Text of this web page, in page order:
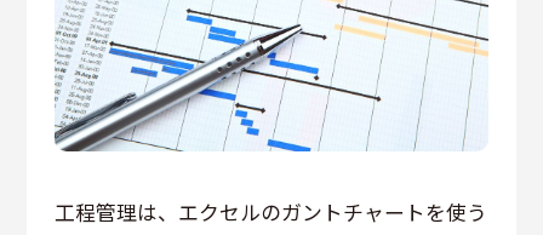
工程管理は、エクセルのガントチャートを使う